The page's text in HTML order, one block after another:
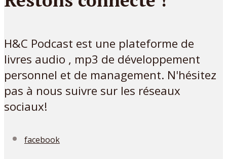
H&C Podcast est une plateforme de
livres audio , mp3 de développement
personnel et de management. N'hésitez
pas à nous suivre sur les réseaux
sociaux!
facebook